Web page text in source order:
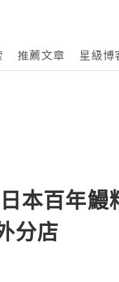
推薦文章 星級博
日本百年
分店